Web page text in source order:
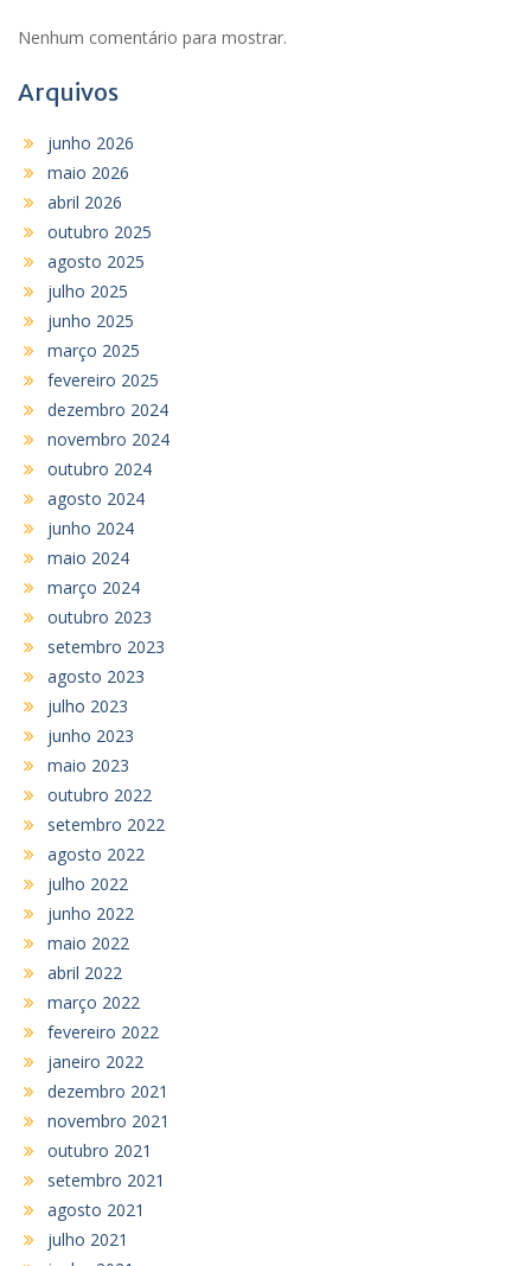
Nenhum comentário para mostrar.
Arquivos
junho 2026
maio 2026
abril 2026
outubro 2025
agosto 2025
julho 2025
junho 2025
março 2025
fevereiro 2025
dezembro 2024
novembro 2024
outubro 2024
agosto 2024
junho 2024
maio 2024
março 2024
outubro 2023
setembro 2023
agosto 2023
julho 2023
junho 2023
maio 2023
outubro 2022
setembro 2022
agosto 2022
julho 2022
junho 2022
maio 2022
abril 2022
março 2022
fevereiro 2022
janeiro 2022
dezembro 2021
novembro 2021
outubro 2021
setembro 2021
agosto 2021
julho 2021